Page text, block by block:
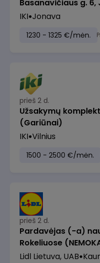
Basanavičiaus g.
IKI Jonava
1230 - 1325 €/mėn.
prieš 2 d.
Užsakymų
(Gariūnai)
IKI Vilnius
1500 - 2500 €/mėn.
prieš 2 d.
Pardavėjas (-a)
Rokeliuose
Lidl Lietuva, UAB